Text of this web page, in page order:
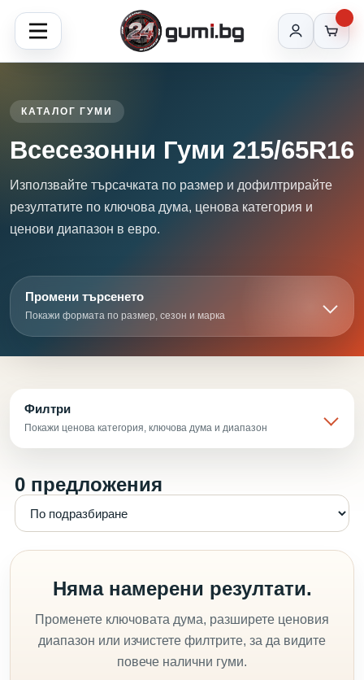
КАТАЛОГ ГУМИ
Всесезонни Гуми 215/65R16
Използвайте търсачката по размер и дофилтрирайте
резултатите по ключова дума, ценова категория и
ценови диапазон в евро.
Промени търсенето
Покажи формата по размер, сезон и марка
Филтри
Покажи ценова категория, ключова дума и диапазон
0 предложения
Няма намерени резултати.
Променете ключовата дума, разширете ценовия
диапазон или изчистете филтрите, за да видите
повече налични гуми.